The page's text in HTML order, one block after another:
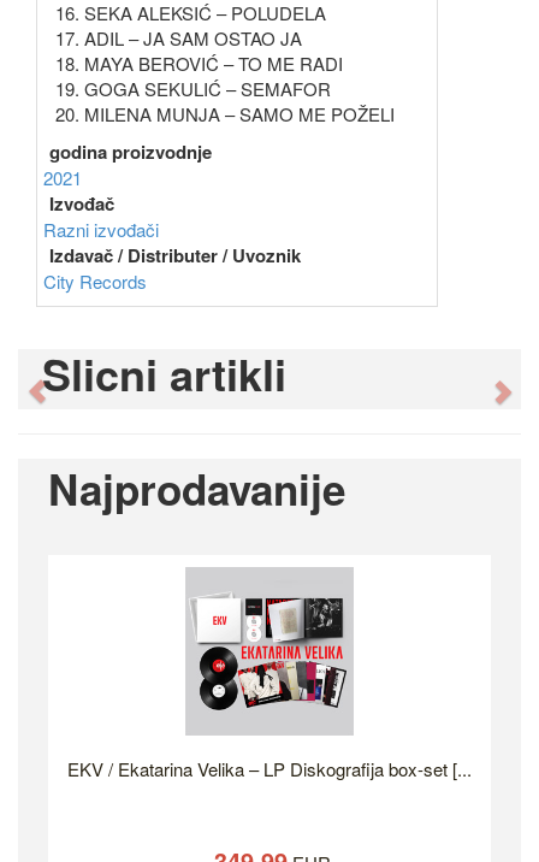
16. SEKA ALEKSIĆ – POLUDELA
17. ADIL – JA SAM OSTAO JA
18. MAYA BEROVIĆ – TO ME RADI
19. GOGA SEKULIĆ – SEMAFOR
20. MILENA MUNJA – SAMO ME POŽELI
godina proizvodnje
2021
Izvođač
Razni izvođači
Izdavač / Distributer / Uvoznik
City Records
Slicni artikli
Previous
Najprodavanije
EKV / Ekatarina Velika – LP Diskografija box-set [...